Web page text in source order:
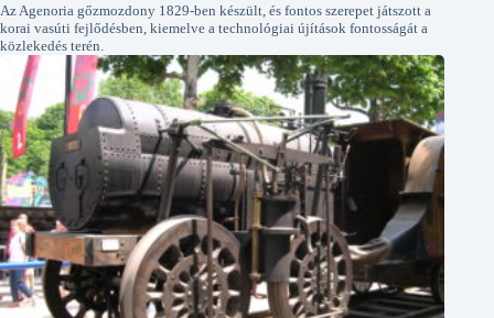
Az Agenoria gőzmozdony 1829-ben készült, és fontos szerepet játszott a
korai vasúti fejlődésben, kiemelve a technológiai újítások fontosságát a
közlekedés terén.